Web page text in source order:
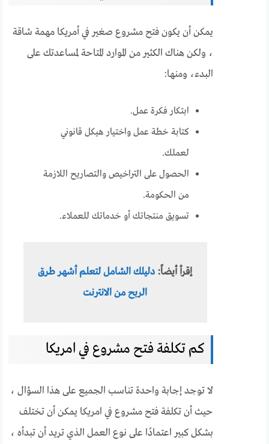
يمكن أن يكون فتح مشروع صغير في أمريكا مهمة شاقة
، ولكن هناك الكثير من الموارد المتاحة لمساعدتك على
البدء، ومنها:
ابتكار فكرة عمل.
كتابة خطة عمل واختيار هيكل قانوني
لعملك.
الحصول على التراخيص والتصاريح اللازمة
من الحكومة.
تسويق منتجاتك أو خدماتك للعملاء.
إقرأ أيضاً: دليلك الشامل لتعلم أشهر طرق
الربح من الانترنت
كم تكلفة فتح مشروع في امريكا
لا توجد إجابة واحدة تناسب الجميع على هذا السؤال ،
حيث أن تكلفة فتح مشروع في امريكا يمكن أن تختلف
بشكل كبير اعتمادًا على نوع العمل الذي تريد أن تبدأه ،